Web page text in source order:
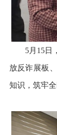
5月15日
放反诈展板
知识，筑牢